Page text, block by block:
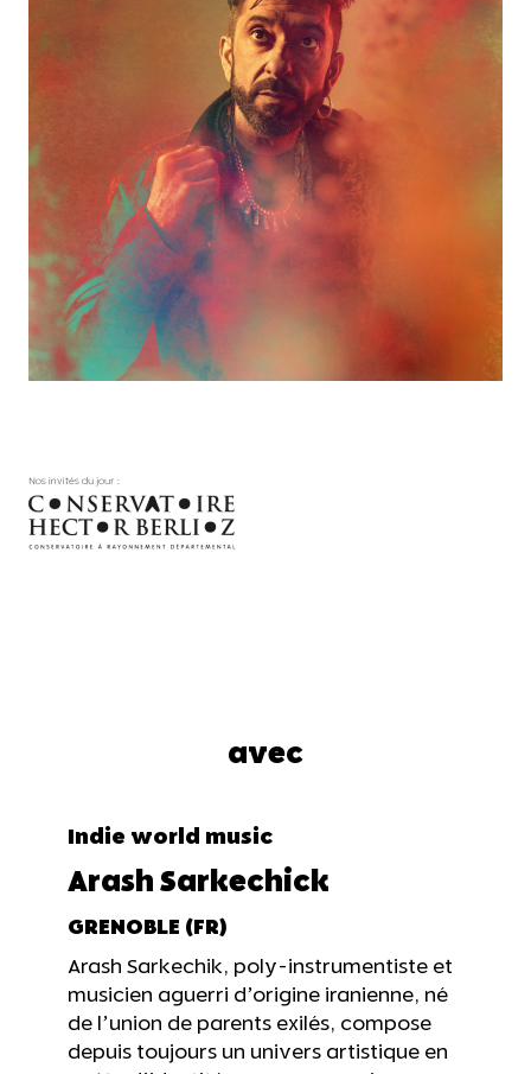
avec
Indie world music
Arash Sarkechick
GRENOBLE (FR)
Arash Sarkechik, poly-instrumentiste et
musicien aguerri d’origine iranienne, né
de l’union de parents exilés, compose
depuis toujours un univers artistique en